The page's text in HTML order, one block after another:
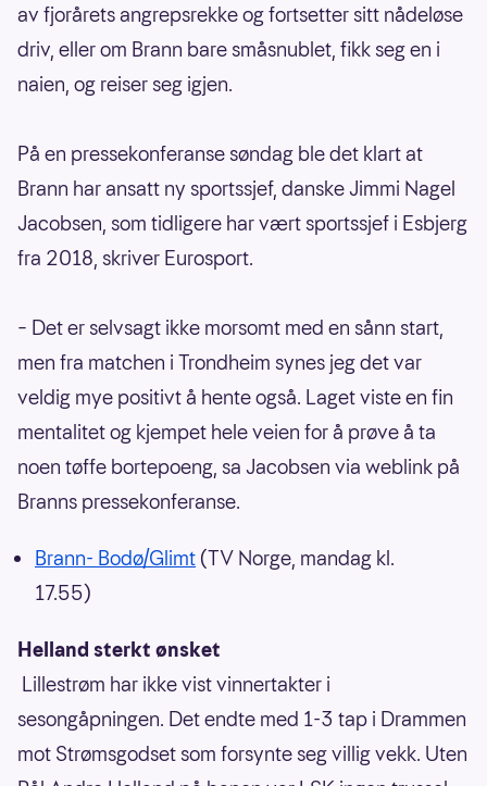
av fjorårets angrepsrekke og fortsetter sitt nådeløse
driv, eller om Brann bare småsnublet, fikk seg en i
naien, og reiser seg igjen.
På en pressekonferanse søndag ble det klart at
Brann har ansatt ny sportssjef, danske Jimmi Nagel
Jacobsen, som tidligere har vært sportssjef i Esbjerg
fra 2018, skriver Eurosport.
– Det er selvsagt ikke morsomt med en sånn start,
men fra matchen i Trondheim synes jeg det var
veldig mye positivt å hente også. Laget viste en fin
mentalitet og kjempet hele veien for å prøve å ta
noen tøffe bortepoeng, sa Jacobsen via weblink på
Branns pressekonferanse.
Brann- Bodø/Glimt (TV Norge, mandag kl.
17.55)
Helland sterkt ønsket
Lillestrøm har ikke vist vinnertakter i
sesongåpningen. Det endte med 1-3 tap i Drammen
mot Strømsgodset som forsynte seg villig vekk. Uten